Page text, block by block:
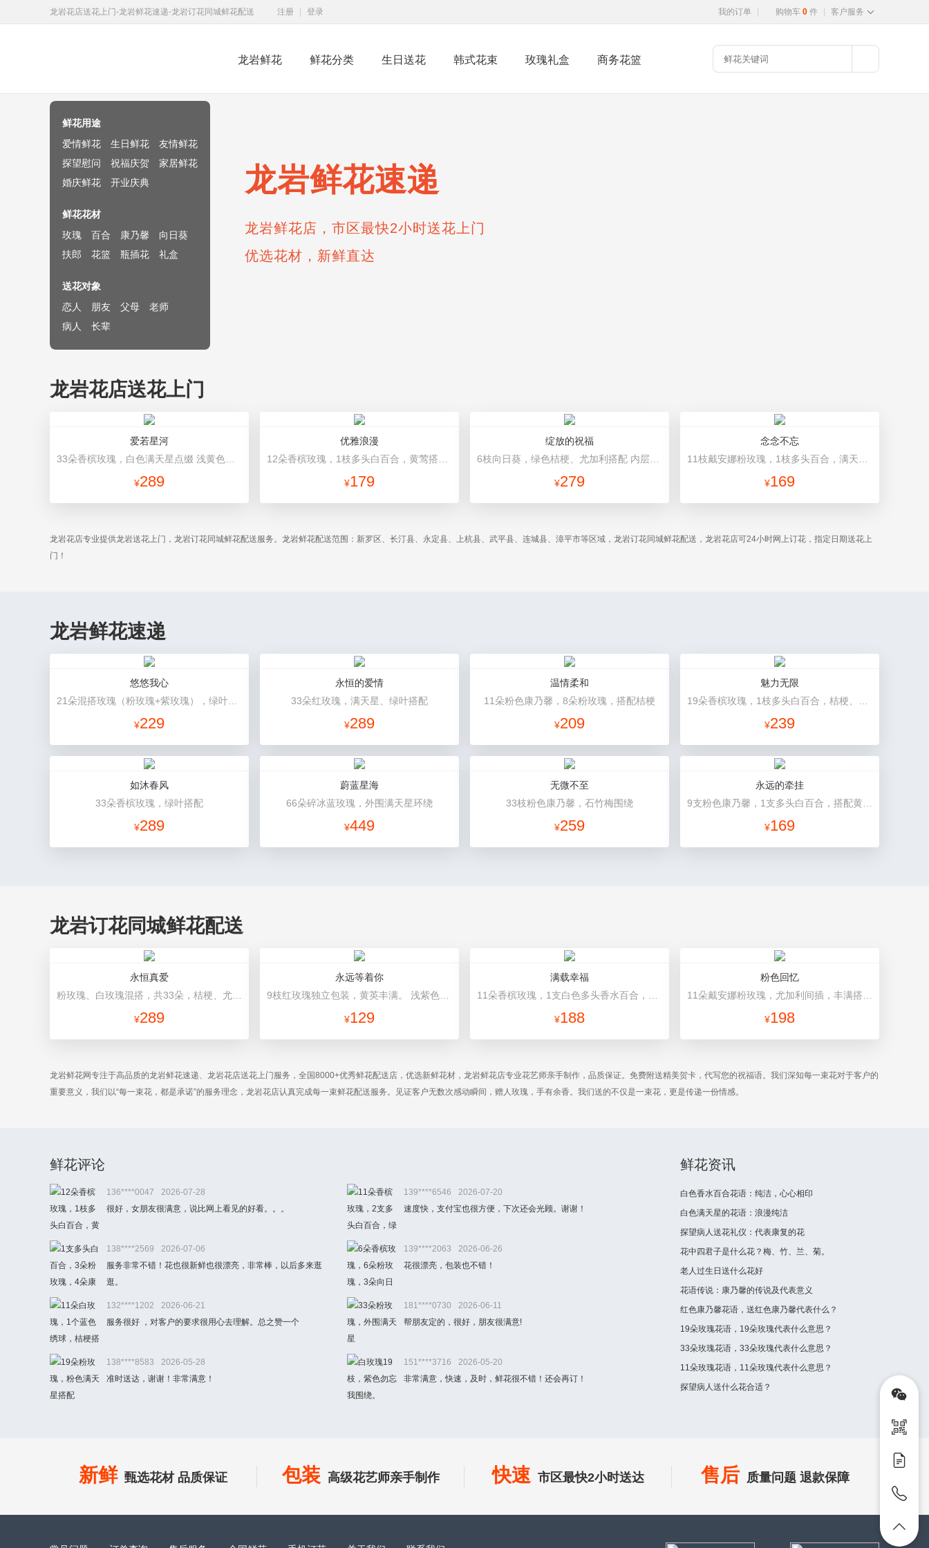
龙岩花店送花上门-龙岩鲜花速递-龙岩订花同城鲜花配送 注册 登录 我的订单 购物车 0 件 客户服务
龙岩鲜花 鲜花分类 生日送花 韩式花束 玫瑰礼盒 商务花篮
龙岩鲜花速递
龙岩鲜花店，市区最快2小时送花上门
优选花材，新鲜直达
鲜花用途
爱情鲜花
生日鲜花
友情鲜花
探望慰问
祝福庆贺
家居鲜花
婚庆鲜花
开业庆典
鲜花花材
玫瑰
百合 康乃馨
向日葵
扶郎
花篮 瓶插花 礼盒
送花对象
恋人
朋友 父母
老师
病人
长辈
龙岩花店送花上门
爱若星河
¥289
优雅浪漫
¥179
绽放的祝福
¥279
念念不忘
¥169
龙岩花店专业提供龙岩送花上门，龙岩订花同城鲜花配送服务。龙岩鲜花配送范围：新罗区、长汀县、永定县、上杭县、武平县、连城县、漳平市等区域，龙岩订花同城鲜花配送，龙岩花店可24小时网上订花，指定日期送花上
门！
龙岩鲜花速递
悠悠我心
¥229
永恒的爱情
33朵红玫瑰，满天星、绿叶搭配
¥289
温情柔和
11朵粉色康乃馨，8朵粉玫瑰，搭配桔梗
¥209
魅力无限
¥239
如沐春风
33朵香槟玫瑰，绿叶搭配
¥289
蔚蓝星海
66朵碎冰蓝玫瑰，外围满天星环绕
¥449
无微不至
33枝粉色康乃馨，石竹梅围绕
¥259
永远的牵挂
¥169
龙岩订花同城鲜花配送
永恒真爱
¥289
永远等着你
¥129
满载幸福
¥188
粉色回忆
¥198
龙岩鲜花网专注于高品质的龙岩鲜花速递、龙岩花店送花上门服务，全国8000+优秀鲜花配送店，优选新鲜花材，龙岩鲜花店专业花艺师亲手制作，品质保证。免费附送精美贺卡，代写您的祝福语。我们深知每一束花对于客户的
重要意义，我们以“每一束花，都是承诺”的服务理念，龙岩花店认真完成每一束鲜花配送服务。见证客户无数次感动瞬间，赠人玫瑰，手有余香。我们送的不仅是一束花，更是传递一份情感。
鲜花评论
136****0047
2026-07-28
很好，女朋友很满意，说比网上看见的好看。。。
139****6546
2026-07-20
速度快，支付宝也很方便，下次还会光顾。谢谢！
138****2569
2026-07-06
服务非常不错！花也很新鲜也很漂亮，非常棒，以后多来逛
逛。
139****2063
2026-06-26
花很漂亮，包装也不错！
132****1202
2026-06-21
服务很好 ，对客户的要求很用心去理解。总之赞一个
181****0730
2026-06-11
帮朋友定的，很好，朋友很满意!
138****8583
2026-05-28
准时送达，谢谢！非常满意！
151****3716
2026-05-20
非常满意，快速，及时，鲜花很不错！还会再订！
鲜花资讯
白色香水百合花语：纯洁，心心相印
白色满天星的花语：浪漫纯洁
探望病人送花礼仪：代表康复的花
花中四君子是什么花？梅、竹、兰、菊。
老人过生日送什么花好
花语传说：康乃馨的传说及代表意义
红色康乃馨花语，送红色康乃馨代表什么？
19朵玫瑰花语，19朵玫瑰代表什么意思？
33朵玫瑰花语，33朵玫瑰代表什么意思？
11朵玫瑰花语，11朵玫瑰代表什么意思？
探望病人送什么花合适？
新鲜 甄选花材 品质保证 包装 高级花艺师亲手制作 快速 市区最快2小时送达 售后 质量问题 退款保障